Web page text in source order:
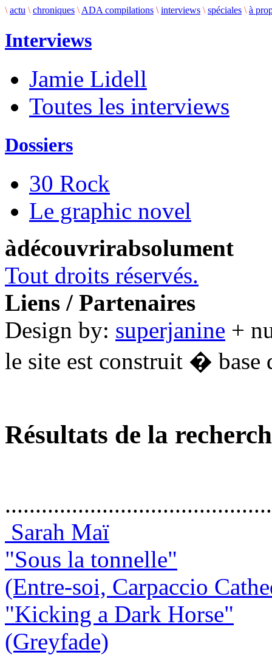
\ actu \ chroniques \ ADA compilations \ interviews \ spéciales \ à
Interviews
Jamie Lidell
Toutes les interviews
Dossiers
30 Rock
Le graphic novel
àdécouvrirabsolument
Tout droits réservés.
Liens / Partenaires
Design by: superjanine +
le site est construit � base
Résultats de la
Sarah Maï
"Sous la tonnelle"
(Entre-soi, Carpaccio
"Kicking a Dark Horse"
(Greyfade)